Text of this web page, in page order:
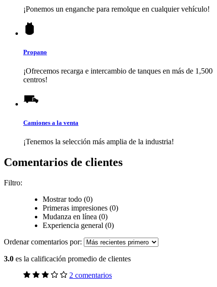
¡Ponemos un enganche para remolque en cualquier vehículo!
Propano
¡Ofrecemos recarga e intercambio de tanques en más de 1,500
centros!
Camiones a la venta
¡Tenemos la selección más amplia de la industria!
Comentarios de clientes
Filtro:
Mostrar todo (0)
Primeras impresiones (0)
Mudanza en línea (0)
Experiencia general (0)
Ordenar comentarios por:
3.0 es la calificación promedio de clientes
2 comentarios